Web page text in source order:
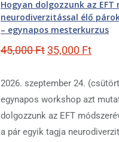
Hogyan dolgozzunk az EFT
neurodiverzitással élő
– egynapos mesterkurzus
45,000Ft Original
price
45,000 Ft.
35,000 Ft
price
2026. szeptember 24.
egynapos workshop azt
dolgozzunk az EFT
a pár egyik tagja